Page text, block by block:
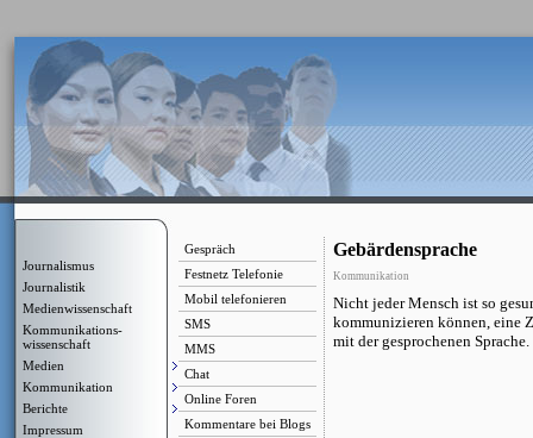
Journalismus
Journalistik
Medienwissenschaft
Kommunikations-
wissenschaft
Medien
Kommunikation
Berichte
Impressum
Gebärdensprache
Kommunikation
Nicht jeder Mensch ist so
kommunizieren können, eine
mit der gesprochenen
Gespräch
Festnetz Telefonie
Mobil telefonieren
SMS
MMS
Chat
Online Foren
Kommentare bei Blogs